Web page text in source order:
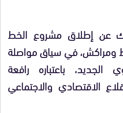
عن إطلاق مشروع الخط
ومراكش، في سياق مواصلة
الجديد، باعتباره رافعة
الاقتصادي والاجتماعي